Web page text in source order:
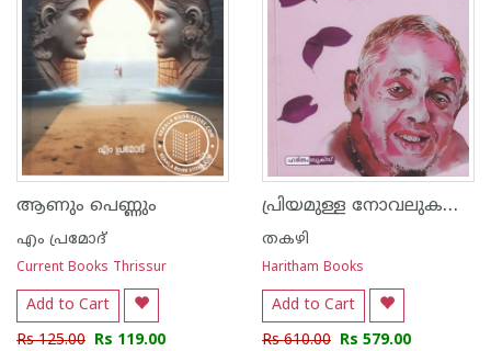
ആണും പെണ്ണും
എം പ്രമോദ്
Current Books Thrissur
Add to Cart
Rs 125.00 Rs 119.00
പ്രിയമുള്ള നോവലുകൾ - തകഴി
തകഴി
Haritham Books
Add to Cart
Rs 610.00 Rs 579.00